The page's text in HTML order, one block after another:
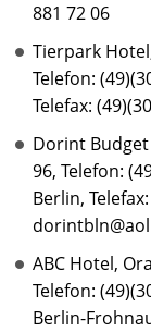
881 72 06
Tierpark
Telefon:
Telefax:
Dorint
96, Telefon:
Berlin,
ABC Hotel,
Telefon:
Berlin-